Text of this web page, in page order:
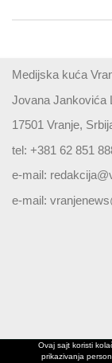
Medijska kuća
Jovana Jankovića
17501 Vranje,
tel: +381 62 851
e-mail:
e-mail:
Ovaj sajt koristi
prikazivanja